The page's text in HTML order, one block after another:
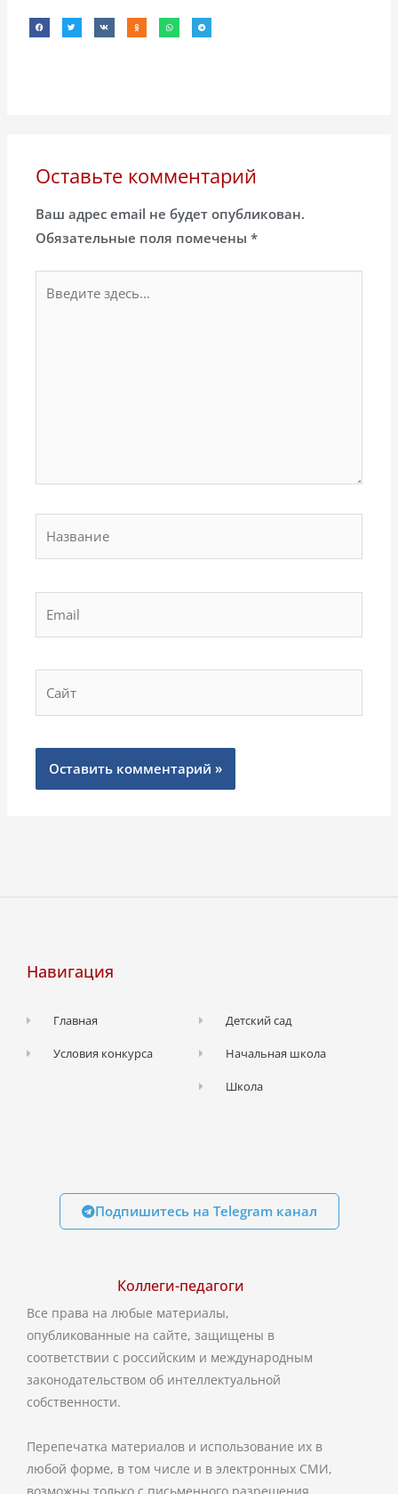
Оставьте комментарий
Ваш адрес email не будет опубликован.
Обязательные поля помечены*
здесь...
Навигация
Главная
Условия конкурса
Детский сад
Начальная школа
Школа
Подпишитесь на Telegram канал
Коллеги-педагоги
Все права на любые материалы,
опубликованные на сайте, защищены в
соответствии с российским и международным
законодательством об интеллектуальной
собственности.
Перепечатка материалов и использование их в
любой форме, в том числе и в электронных СМИ,
возможны только с письменного разрешения